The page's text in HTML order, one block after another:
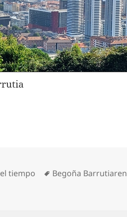
tiempo Etiquetas
Begoña Barrutiaren